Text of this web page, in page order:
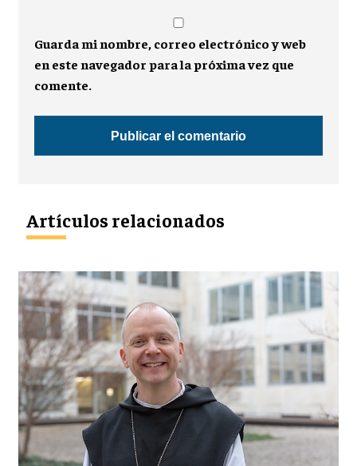
Guarda mi nombre, correo electrónico y web
en este navegador para la próxima vez que
comente.
Artículos relacionados